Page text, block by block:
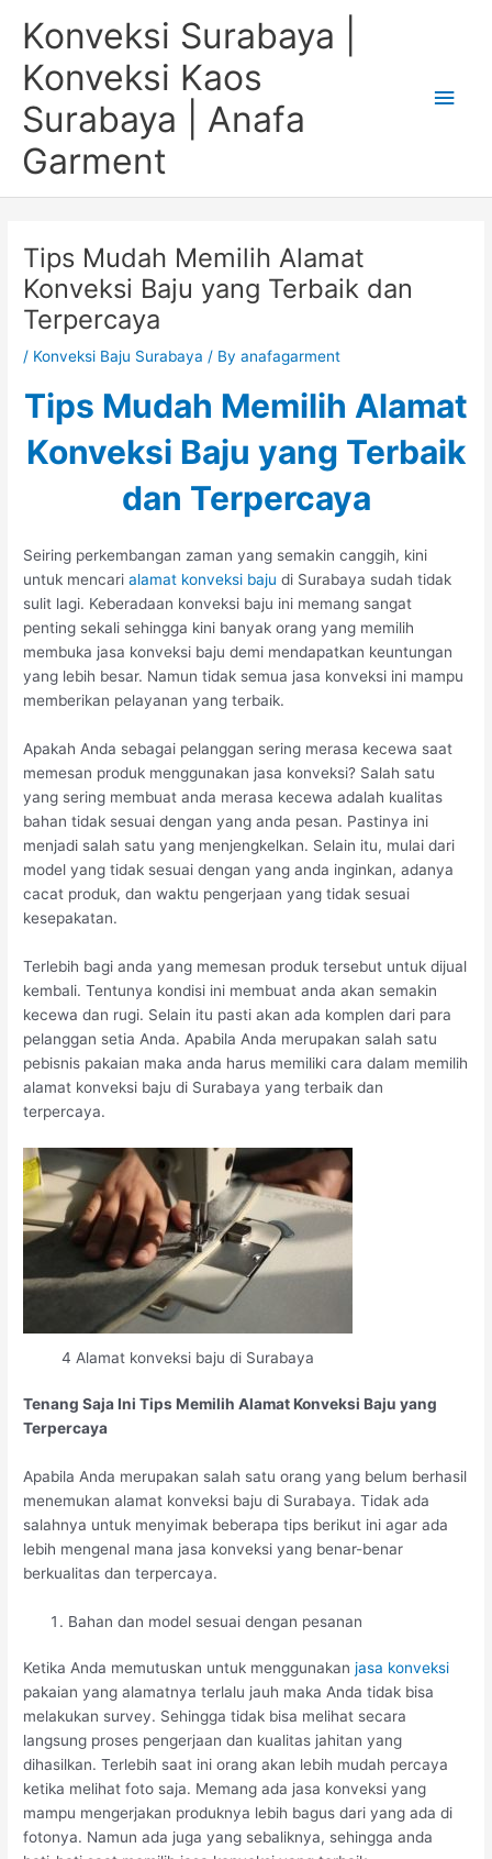
Konveksi Surabaya |
Konveksi Kaos
Surabaya | Anafa
Garment
Tips Mudah Memilih Alamat
Konveksi Baju yang Terbaik dan
Terpercaya
/ Konveksi Baju Surabaya / Byanafagarment
Tips Mudah Memilih Alamat
Konveksi Baju yang Terbaik
dan Terpercaya
Seiring perkembangan zaman yang semakin canggih, kini
untuk mencarialamat konveksi baju di Surabaya sudah tidak
sulit lagi. Keberadaan konveksi baju ini memang sangat
penting sekali sehingga kini banyak orang yang memilih
membuka jasa konveksi baju demi mendapatkan keuntungan
yang lebih besar. Namun tidak semua jasa konveksi ini mampu
memberikan pelayanan yang terbaik.
Apakah Anda sebagai pelanggan sering merasa kecewa saat
memesan produk menggunakan jasa konveksi? Salah satu
yang sering membuat anda merasa kecewa adalah kualitas
bahan tidak sesuai dengan yang anda pesan. Pastinya ini
menjadi salah satu yang menjengkelkan. Selain itu, mulai dari
model yang tidak sesuai dengan yang anda inginkan, adanya
cacat produk, dan waktu pengerjaan yang tidak sesuai
kesepakatan.
Terlebih bagi anda yang memesan produk tersebut untuk dijual
kembali. Tentunya kondisi ini membuat anda akan semakin
kecewa dan rugi. Selain itu pasti akan ada komplen dari para
pelanggan setia Anda. Apabila Anda merupakan salah satu
pebisnis pakaian maka anda harus memiliki cara dalam memilih
alamat konveksi baju di Surabaya yang terbaik dan
terpercaya.
4 Alamat konveksi baju di Surabaya
Tenang Saja Ini Tips Memilih Alamat Konveksi Baju yang
Terpercaya
Apabila Anda merupakan salah satu orang yang belum berhasil
menemukan alamat konveksi baju di Surabaya. Tidak ada
salahnya untuk menyimak beberapa tips berikut ini agar ada
lebih mengenal mana jasa konveksi yang benar-benar
berkualitas dan terpercaya.
Bahan dan model sesuai dengan pesanan
Ketika Anda memutuskan untuk menggunakanjasa konveksi
pakaian yang alamatnya terlalu jauh maka Anda tidak bisa
melakukan survey. Sehingga tidak bisa melihat secara
langsung proses pengerjaan dan kualitas jahitan yang
dihasilkan. Terlebih saat ini orang akan lebih mudah percaya
ketika melihat foto saja. Memang ada jasa konveksi yang
mampu mengerjakan produknya lebih bagus dari yang ada di
fotonya. Namun ada juga yang sebaliknya, sehingga anda